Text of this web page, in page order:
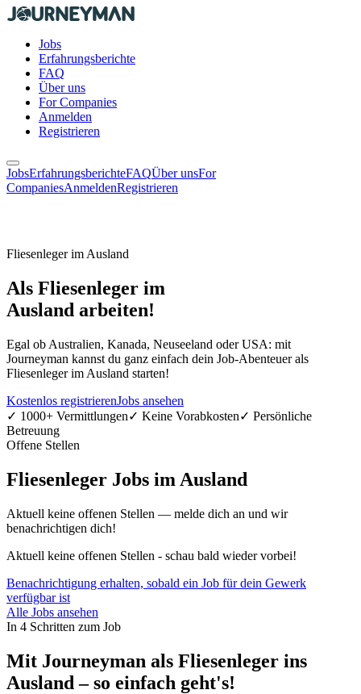
Jobs
Erfahrungsberichte
FAQ
Über uns
For Companies
Anmelden
Registrieren
JobsErfahrungsberichteFAQÜber unsFor
CompaniesAnmeldenRegistrieren
Fliesenleger im Ausland
Als Fliesenleger im
Ausland arbeiten!
Egal ob Australien, Kanada, Neuseeland oder USA: mit
Journeyman kannst du ganz einfach dein Job-Abenteuer als
Fliesenleger im Ausland starten!
Kostenlos registrierenJobs ansehen
✓ 1000+ Vermittlungen✓ Keine Vorabkosten✓ Persönliche
Betreuung
Offene Stellen
Fliesenleger Jobs im Ausland
Aktuell keine offenen Stellen — melde dich an und wir
benachrichtigen dich!
Aktuell keine offenen Stellen - schau bald wieder vorbei!
Benachrichtigung erhalten, sobald ein Job für dein Gewerk
verfügbar ist
Alle Jobs ansehen
In 4 Schritten zum Job
Mit Journeyman als Fliesenleger ins
Ausland – so einfach geht's!